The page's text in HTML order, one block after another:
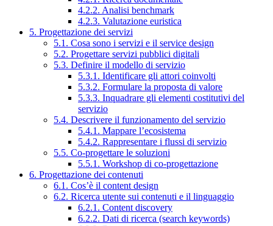
4.2.2. Analisi benchmark
4.2.3. Valutazione euristica
5. Progettazione dei servizi
5.1. Cosa sono i servizi e il service design
5.2. Progettare servizi pubblici digitali
5.3. Definire il modello di servizio
5.3.1. Identificare gli attori coinvolti
5.3.2. Formulare la proposta di valore
5.3.3. Inquadrare gli elementi costitutivi del
servizio
5.4. Descrivere il funzionamento del servizio
5.4.1. Mappare l’ecosistema
5.4.2. Rappresentare i flussi di servizio
5.5. Co-progettare le soluzioni
5.5.1. Workshop di co-progettazione
6. Progettazione dei contenuti
6.1. Cos’è il content design
6.2. Ricerca utente sui contenuti e il linguaggio
6.2.1. Content discovery
6.2.2. Dati di ricerca (search keywords)